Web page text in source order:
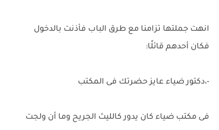
انهت جملتها تزامنا مع طرق الباب فأذنت بالدخول
فكان أحدهم قائلًا:
-،دكتور ضياء عايز حضرتك فى المكتب
فى مكتب ضياء كان يدور كالليث الجريح وما أن ولجت